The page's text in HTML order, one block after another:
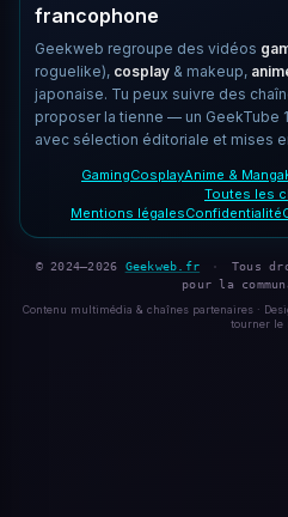
francophone
Geekweb regroupe des vidéos
roguelike), cosplay & makeup,
japonaise. Tu peux suivre des
proposer la tienne — un GeekTube
avec sélection éditoriale et mises
GamingCosplayAnime & Manga
Toutes les
Mentions légalesConfidentialité
© 2024–2026 Geekweb.fr · Tous
pour la
Contenu multimédia & chaînes partenaires ·
tourner le